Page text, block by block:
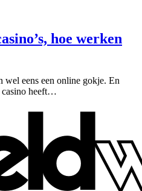
hoe werken
wel eens een online gokje. En
casino heeft…